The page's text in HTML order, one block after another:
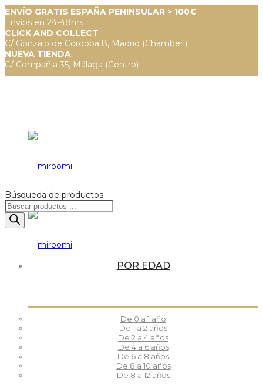
ENVÍO GRATIS ESPAÑA PENINSULAR > 100€
Envíos en 24-48hrs
CLICK AND COLLECT
C/ Gonzalo de Córdoba 8, Madrid (Chamberí)
NUEVA TIENDA
C/ Compañia 35, Málaga (Centro)
Búsqueda de productos
POR EDAD
De 0 a 1 año
De 1 a 2 años
De 2 a 4 años
De 4 a 6 años
De 6 a 8 años
De 8 a 10 años
De 8 a 12 años